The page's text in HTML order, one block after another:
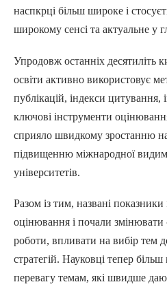
наспкрці більш широке і
широкому сенсі та актуальне у
Упродовж останніх десятиліть
освіти активно використовує
публікацій, індекси цитування,
ключові інструменти
сприяло швидкому зростанню
підвищенню міжнародної
університетів.
Разом із тим, названі
оцінювання і почали змінювати
роботи, впливати на вибір тем
стратегій. Науковці тепер
перевагу темам, які швидше